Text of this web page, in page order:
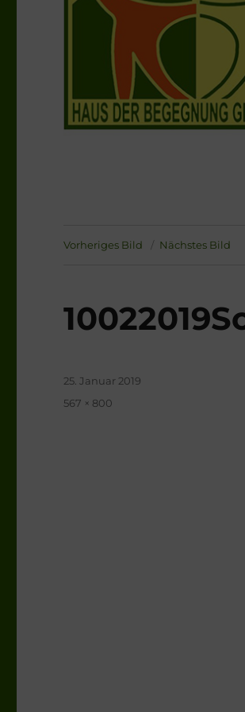
Vorheriges Bild Nächstes Bild
Veröffentlicht
25. Januar 2019
Originalgröße
567 × 800